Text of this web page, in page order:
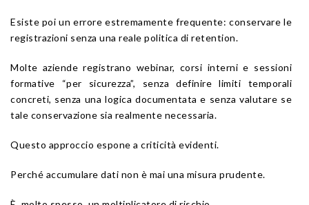
Esiste poi un errore estremamente frequente: conservare le
registrazioni senza una reale politica di retention.
Molte aziende registrano webinar, corsi interni e sessioni
formative “per sicurezza”, senza definire limiti temporali
concreti, senza una logica documentata e senza valutare se
tale conservazione sia realmente necessaria.
Questo approccio espone a criticità evidenti.
Perché accumulare dati non è mai una misura prudente.